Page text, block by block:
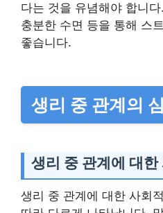
다는 것을 유념해야 합니
충분한 수면 등을 통해 스
좋습니다.
생리 중 관계의
생리 중 관계에 대한
생리 중 관계에 대한 사회